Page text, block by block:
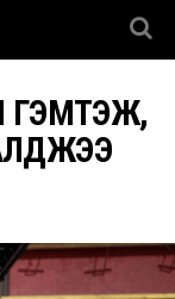
ГЭМТЭЖ,